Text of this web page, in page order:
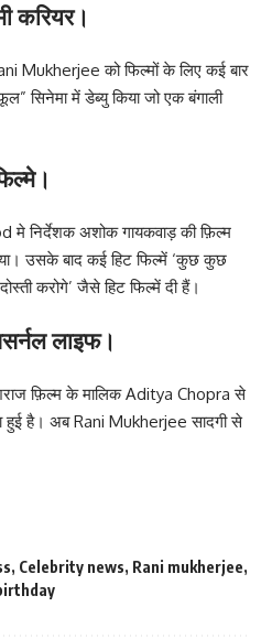
करियर।
Mukherjee को फिल्मों के लिए कई बार
सिनेमा में डेब्यु किया जो एक बंगाली
निर्देशक अशोक गायकवाड़ की फ़िल्म
उसके बाद कई हिट फिल्में ‘कुछ कुछ
दोस्ती करोगे’ जैसे हिट फिल्में दी हैं।
लाइफ।
फ़िल्म के मालिक Aditya Chopra से
हुई है। अब Rani Mukherjee सादगी से
, Celebrity news, Rani mukherjee,